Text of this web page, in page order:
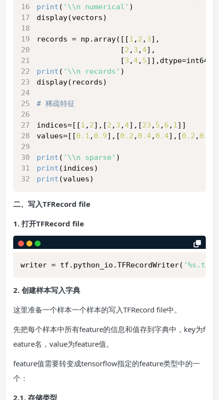
print ( '\\n numerical' )
display(vectors)
records = np.array([[1 , 2 , 3],
                   [
2 , 3 ,4],
                   [
3 ,4, 5]],dtype=int64)
print ( '\\n records' )
display(records)
# 稀疏特征
indices=[[1 , 2],[2 , 3 ,4],[23 , 5 , 6 , 1 ]]
values=[[0.1 , 0.9],[0.2 , 0.4, 0.4],[0.2 , 0.4
print ( '\\n sparse' )
print (indices)
print (values)
二、写入TFRecord file
1. 打开TFRecord file
writer = tf.python_io.TFRecordWriter(
2. 创建样本写入字典
这里准备一个样本一个样本的写入TFRecord file中。
先把每个样本中所有feature的信息和值存到字典中，key为f
eature名，value为feature值。
feature值需要转变成tensorflow指定的feature类型中的一
个：
2.1. 存储类型